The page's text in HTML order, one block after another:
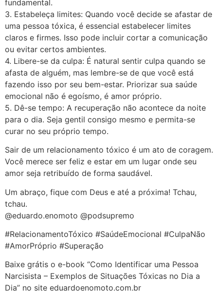
fundamental.
3. Estabeleça limites: Quando você decide se afastar de
uma pessoa tóxica, é essencial estabelecer limites
claros e firmes. Isso pode incluir cortar a comunicação
ou evitar certos ambientes.
4. Libere-se da culpa: É natural sentir culpa quando se
afasta de alguém, mas lembre-se de que você está
fazendo isso por seu bem-estar. Priorizar sua saúde
emocional não é egoísmo, é amor próprio.
5. Dê-se tempo: A recuperação não acontece da noite
para o dia. Seja gentil consigo mesmo e permita-se
curar no seu próprio tempo.
Sair de um relacionamento tóxico é um ato de coragem.
Você merece ser feliz e estar em um lugar onde seu
amor seja retribuído de forma saudável.
Um abraço, fique com Deus e até a próxima! Tchau,
tchau.
@eduardo.enomoto @podsupremo
#RelacionamentoTóxico #SaúdeEmocional #CulpaNão
#AmorPróprio #Superação
Baixe grátis o e-book “Como Identificar uma Pessoa
Narcisista – Exemplos de Situações Tóxicas no Dia a
Dia” no site eduardoenomoto.com.br